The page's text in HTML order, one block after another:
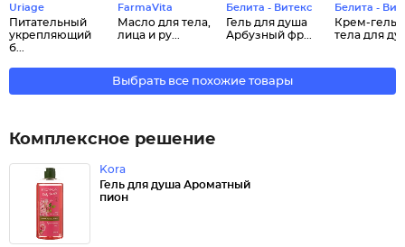
Uriage
Питательный
укрепляющий
б...
FarmaVita
Масло для тела,
лица и ру...
Белита - Витекс
Гель для душа
Арбузный фр...
Белита -
Крем-гель
тела для
Выбрать все похожие товары
Комплексное решение
Kora
Гель для душа Ароматный
пион